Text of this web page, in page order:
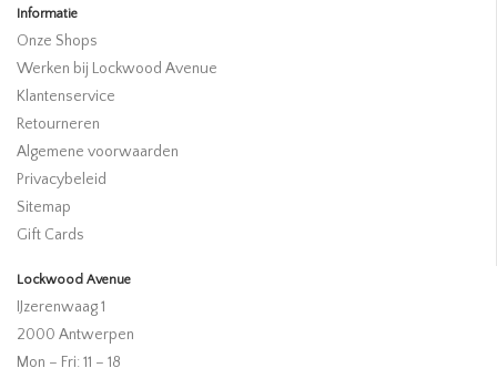
Informatie
Onze Shops
Werken bij Lockwood Avenue
Klantenservice
Retourneren
Algemene voorwaarden
Privacybeleid
Sitemap
Gift Cards
Lockwood Avenue
IJzerenwaag 1
2000 Antwerpen
Mon – Fri: 11 – 18